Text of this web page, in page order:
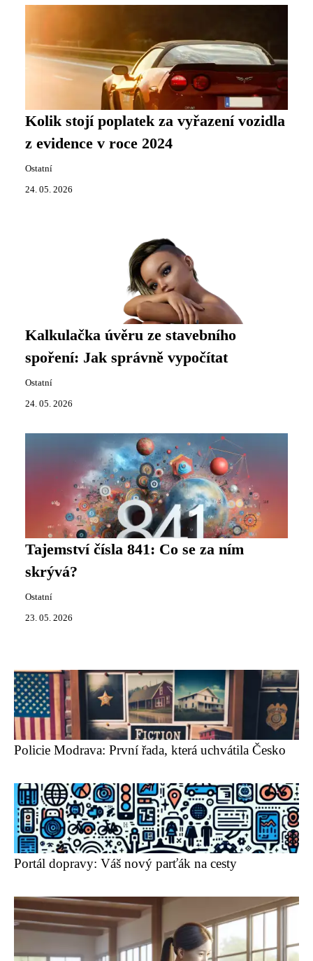
Kolik stojí poplatek za vyřazení vozidla
z evidence v roce 2024
Ostatní
24. 05. 2026
Kalkulačka úvěru ze stavebního
spoření: Jak správně vypočítat
Ostatní
24. 05. 2026
Tajemství čísla 841: Co se za ním
skrývá?
Ostatní
23. 05. 2026
Policie Modrava: První řada, která uchvátila Česko
Portál dopravy: Váš nový parťák na cesty